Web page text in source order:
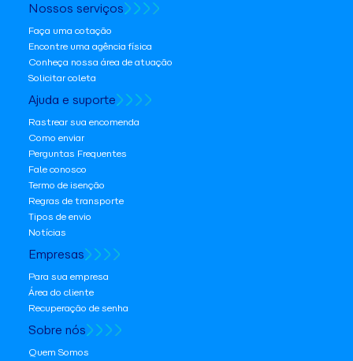
Nossos serviços
Faça uma cotação
Encontre uma agência física
Conheça nossa área de atuação
Solicitar coleta
Ajuda e suporte
Rastrear sua encomenda
Como enviar
Perguntas Frequentes
Fale conosco
Termo de isenção
Regras de transporte
Tipos de envio
Notícias
Empresas
Para sua empresa
Área do cliente
Recuperação de senha
Sobre nós
Quem Somos